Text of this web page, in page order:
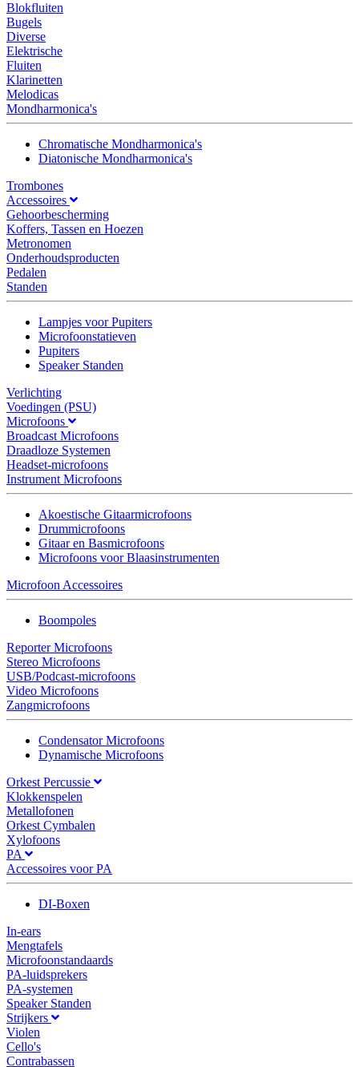
Blokfluiten
Bugels
Diverse
Elektrische
Fluiten
Klarinetten
Melodicas
Mondharmonica's
Chromatische Mondharmonica's
Diatonische Mondharmonica's
Trombones
Accessoires
Gehoorbescherming
Koffers, Tassen en Hoezen
Metronomen
Onderhoudsproducten
Pedalen
Standen
Lampjes voor Pupiters
Microfoonstatieven
Pupiters
Speaker Standen
Verlichting
Voedingen (PSU)
Microfoons
Broadcast Microfoons
Draadloze Systemen
Headset-microfoons
Instrument Microfoons
Akoestische Gitaarmicrofoons
Drummicrofoons
Gitaar en Basmicrofoons
Microfoons voor Blaasinstrumenten
Microfoon Accessoires
Boompoles
Reporter Microfoons
Stereo Microfoons
USB/Podcast-microfoons
Video Microfoons
Zangmicrofoons
Condensator Microfoons
Dynamische Microfoons
Orkest Percussie
Klokkenspelen
Metallofonen
Orkest Cymbalen
Xylofoons
PA
Accessoires voor PA
DI-Boxen
In-ears
Mengtafels
Microfoonstandaards
PA-luidsprekers
PA-systemen
Speaker Standen
Strijkers
Violen
Cello's
Contrabassen